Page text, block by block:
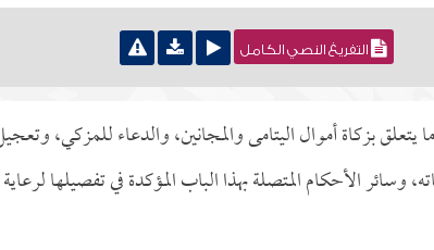
التفريغ النصي الكامل
يتعلق بزكاة أموال اليتامى والمجانين، والدعاء للمزكي،
الأحكام المتصلة بهذا الباب المؤكدة في تفصيلها